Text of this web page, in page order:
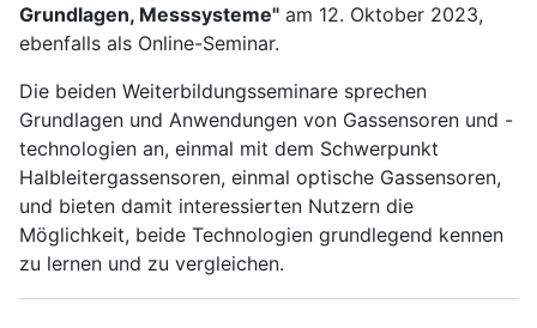
Grundlagen, Messsysteme" am 12. Oktober 2023,
ebenfalls als Online-Seminar.
Die beiden Weiterbildungsseminare sprechen
Grundlagen und Anwendungen von Gassensoren und -
technologien an, einmal mit dem Schwerpunkt
Halbleitergassensoren, einmal optische Gassensoren,
und bieten damit interessierten Nutzern die
Möglichkeit, beide Technologien grundlegend kennen
zu lernen und zu vergleichen.